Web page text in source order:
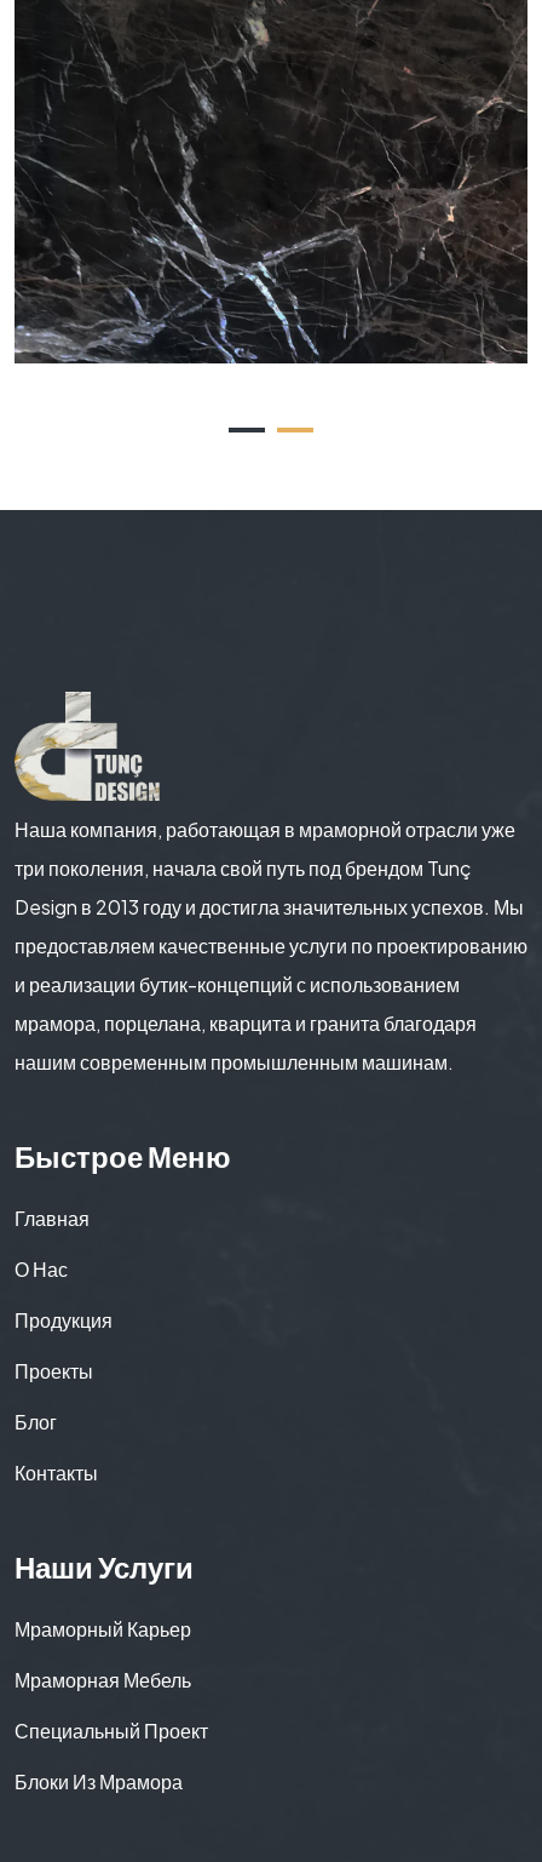
Наша компания, работающая в мраморной отрасли уже
три поколения, начала свой путь под брендом Tunç
Design в 2013 году и достигла значительных успехов. Мы
предоставляем качественные услуги по проектированию
и реализации бутик-концепций с использованием
мрамора, порцелана, кварцита и гранита благодаря
нашим современным промышленным машинам.
Быстрое Меню
Главная
О Нас
Продукция
Проекты
Блог
Контакты
Наши Услуги
Мраморный Карьер
Мраморная Мебель
Специальный Проект
Блоки Из Мрамора